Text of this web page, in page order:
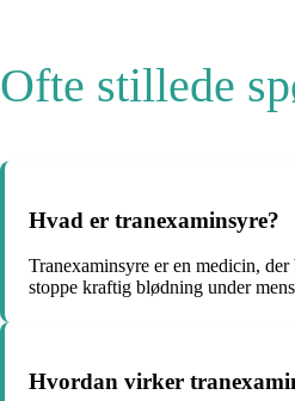
Ofte stillede
Hvad er tranexaminsyre?
Tranexaminsyre er en medicin,
stoppe kraftig blødning under
Hvordan virker